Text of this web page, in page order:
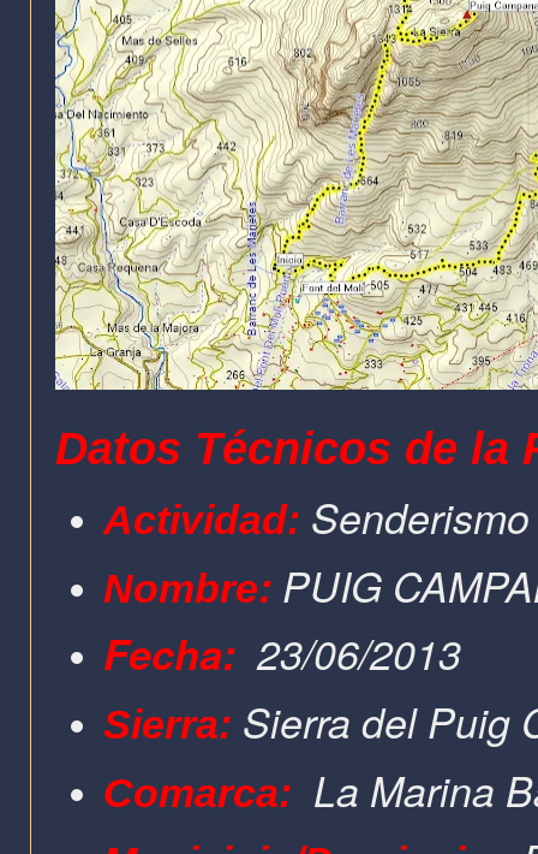
Datos Técnicos de la
Actividad: Senderismo
Nombre:PUIG
Fecha: 23/06/2013
Sierra: Sierra del Puig
Comarca: La Marina